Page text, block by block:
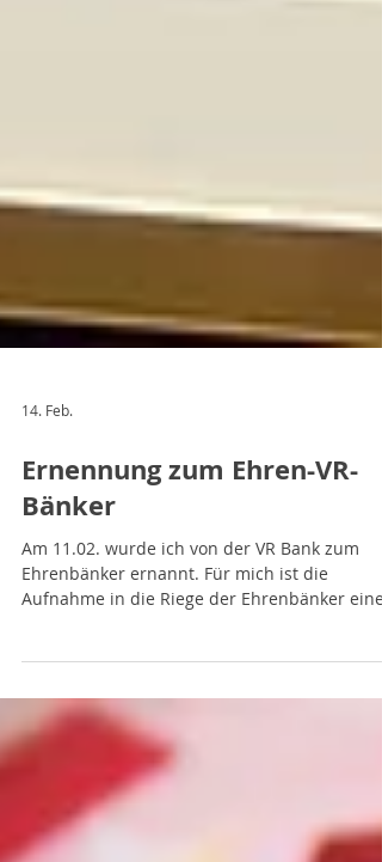
14. Feb.
Ernennung zum Ehren-VR-
Bänker
Aufnahme in die Riege der Ehrenbänker eine
große Freude! In der Rheinpfalz vom 14.02.
erschien dazu der folgende Artikel: Mit der
Einladung zur Narrenfreiheit Auszeichnung in
Ludwigshafen: Mutterstadts Bürgermeister
Thorsten Leva wird VR-Ehrenbänker Von
Willner Der Kreis der VR-Ehrenbänker ist
wieder vollständig. Zumindest für die aktuelle